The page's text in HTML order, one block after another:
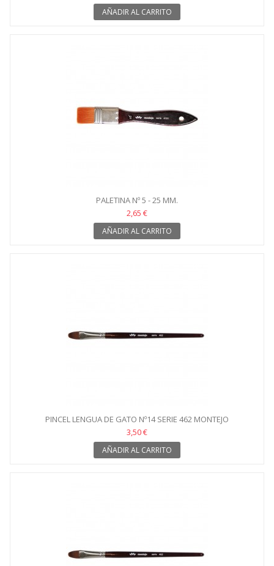
AÑADIR AL CARRITO
PALETINA Nº 5 - 25 MM.
2,65 €
AÑADIR AL CARRITO
PINCEL LENGUA DE GATO Nº14 SERIE 462 MONTEJO
3,50 €
AÑADIR AL CARRITO